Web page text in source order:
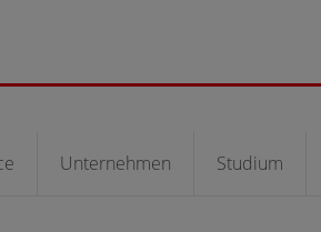
Unternehmen Studium